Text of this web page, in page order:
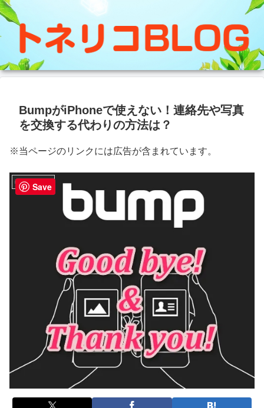
BumpがiPhoneで使えない！連絡先や写真
を交換する代わりの方法は？
※当ページのリンクには広告が含まれています。
iPhoneアプリ
Save